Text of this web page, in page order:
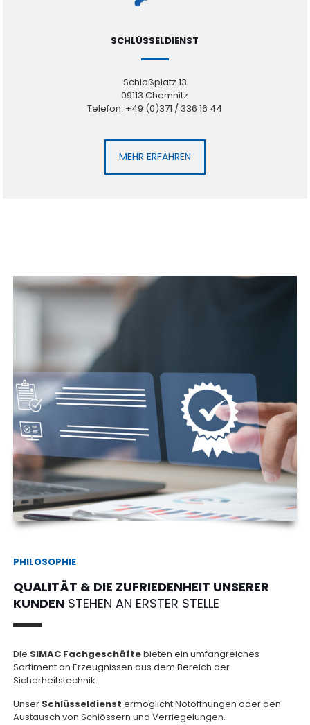
SCHLÜSSELDIENST
Schloßplatz 13
09113 Chemnitz
Telefon: +49 (0)371 / 336 16 44
MEHR ERFAHREN
PHILOSOPHIE
QUALITÄT & DIE ZUFRIEDENHEIT UNSERER
KUNDEN STEHEN AN ERSTER STELLE
Die SIMAC Fachgeschäftebieten ein umfangreiches
Sortiment an Erzeugnissen aus dem Bereich der
Sicherheitstechnik.
Unser Schlüsseldienstermöglicht Notöffnungen oder den
Austausch von Schlössern und Verriegelungen.